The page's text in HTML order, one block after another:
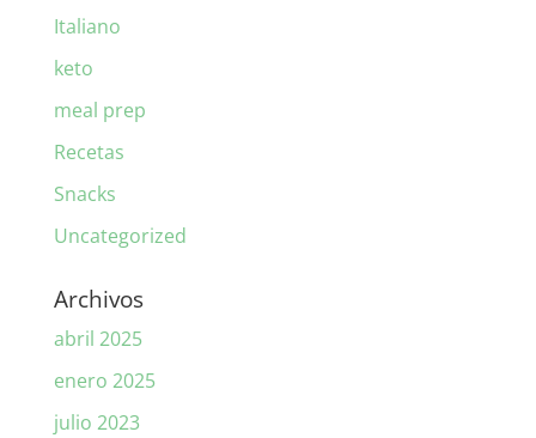
Italiano
keto
meal prep
Recetas
Snacks
Uncategorized
Archivos
abril 2025
enero 2025
julio 2023